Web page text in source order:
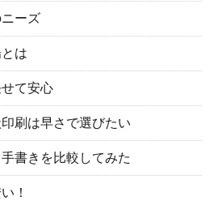
ーズ
は
て安心
刷は早さで選びたい
書きを比較してみた
！